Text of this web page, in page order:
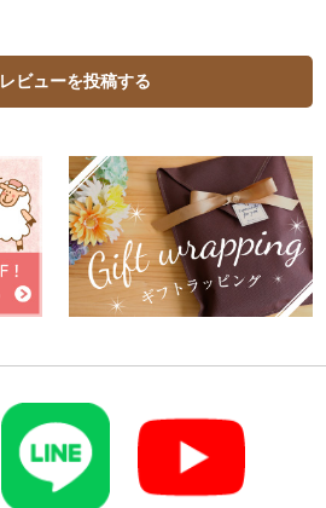
レビューを投稿する